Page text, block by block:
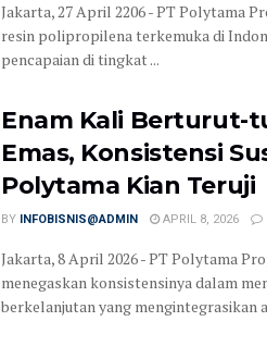
Jakarta, 27 April 2206 - PT Polytama
resin polipropilena terkemuka di
pencapaian di tingkat ...
Enam Kali Berturut-
Emas, Konsistensi
Polytama Kian Teruji
BY INFOBISNIS@ADMIN APRIL 8, 2026
Jakarta, 8 April 2026 - PT Polytama
menegaskan konsistensinya dalam
berkelanjutan yang mengintegrasikan